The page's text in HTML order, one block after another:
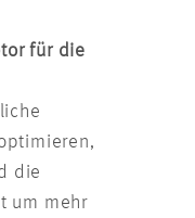
für die
die
um mehr